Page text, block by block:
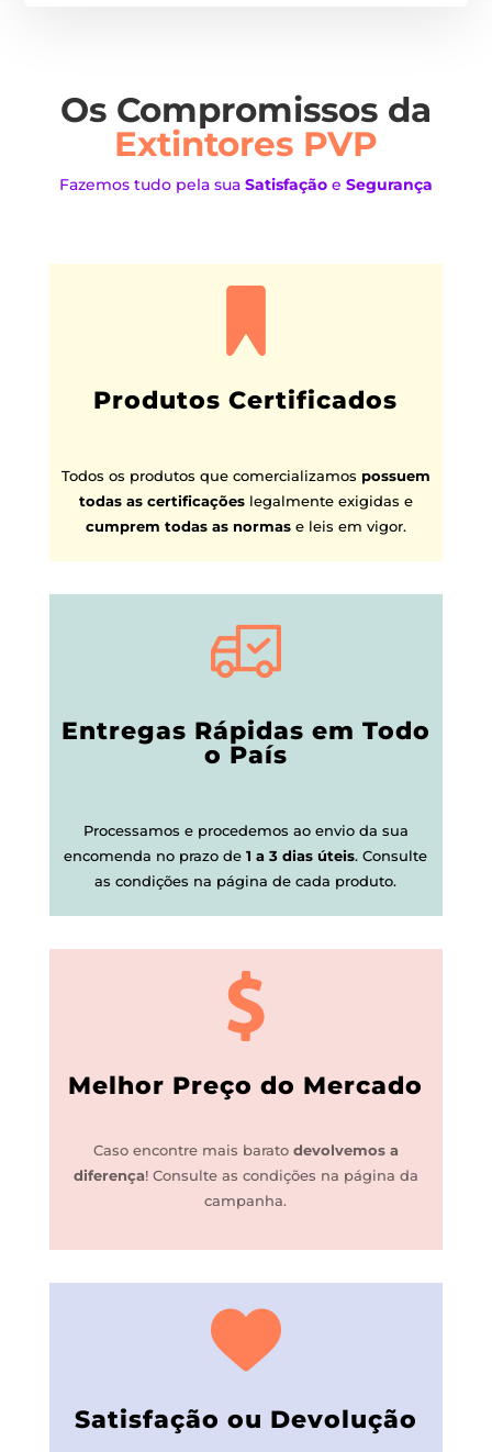
Os Compromissos da
Extintores PVP
Fazemos tudo pela sua Satisfaçãoe Segurança
Produtos Certificados
Todos os produtos que comercializamos possuem
todas as certificaçõeslegalmente exigidas e
cumprem todas as normase leis em vigor.
Entregas Rápidas em Todo
o País
Processamos e procedemos ao envio da sua
encomenda no prazo de1 a 3 dias úteis.Consulte
as condições na página de cada produto.
Melhor Preço do Mercado
Caso encontre mais barato devolvemos a
diferença! Consulte as condições na página da
campanha.
Satisfação ou Devolução